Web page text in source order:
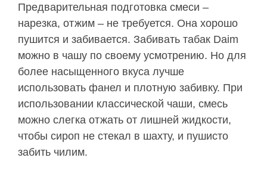
Предварительная подготовка смеси –
нарезка, отжим – не требуется. Она хорошо
пушится и забивается. Забивать табак Daim
можно в чашу по своему усмотрению. Но для
более насыщенного вкуса лучше
использовать фанел и плотную забивку. При
использовании классической чаши, смесь
можно слегка отжать от лишней жидкости,
чтобы сироп не стекал в шахту, и пушисто
забить чилим.